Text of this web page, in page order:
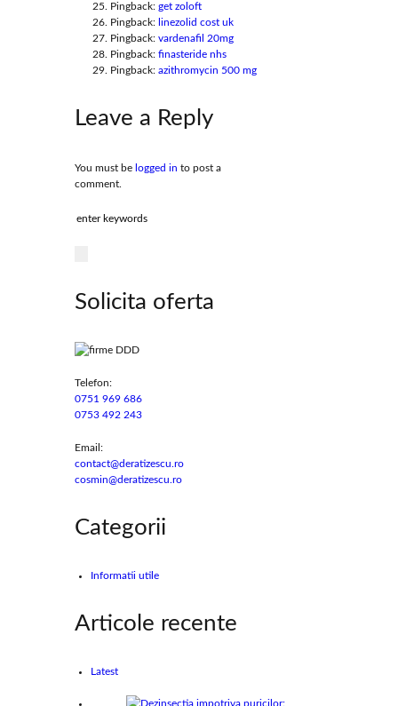
Pingback: get zoloft
Pingback: linezolid cost uk
Pingback: vardenafil 20mg
Pingback: finasteride nhs
Pingback: azithromycin 500 mg
Leave a Reply
You must be logged in to post a
comment.
Solicita oferta
Telefon:
0751 969 686
0753 492 243
Email:
contact@deratizescu.ro
cosmin@deratizescu.ro
Categorii
Informatii utile
Articole recente
Latest